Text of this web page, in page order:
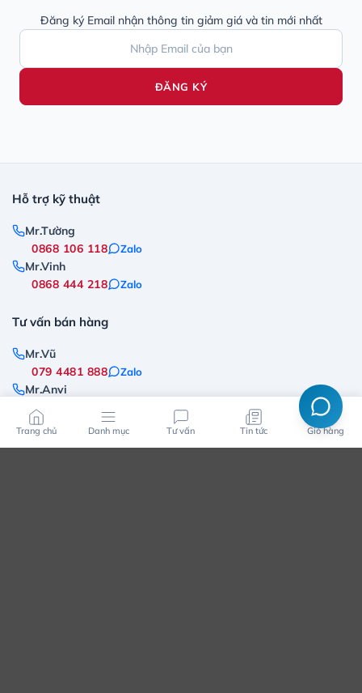
Đăng ký Email nhận thông tin giảm giá và tin mới nhất
ĐĂNG KÝ
Hỗ trợ kỹ thuật
Mr.Tường
0868 106 118
Zalo
Mr.Vinh
0868 444 218
Zalo
Tư vấn bán hàng
Mr.Vũ
079 4481 888
Zalo
Mr.Anvi
0375 106 106
Hotline kế toán
Trang chủ Danh mục Tư vấn Tin tức Giỏ hàng